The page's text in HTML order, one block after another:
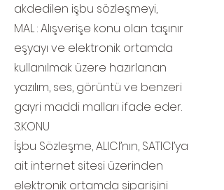
akdedilen işbu sözleşmeyi,
MAL : Alışverişe konu olan taşınır
eşyayı ve elektronik ortamda
kullanılmak üzere hazırlanan
yazılım, ses, görüntü ve benzeri
gayri maddi malları ifade eder.
3.KONU
İşbu Sözleşme, ALICI’nın, SATICI’ya
ait internet sitesi üzerinden
elektronik ortamda siparişini